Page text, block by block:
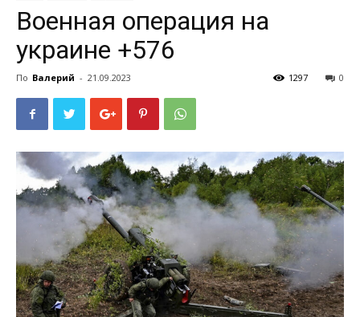
Военная операция на
украине +576
По Валерий - 21.09.2023 0
1297